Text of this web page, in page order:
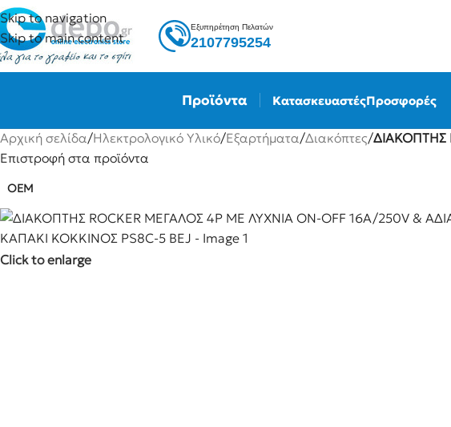
Skip to navigation
Skip to main content
Εξυπηρέτηση Πελατών
2107795254
Προϊόντα ΚατασκευαστέςΠροσφορές
Αρχική σελίδα/Ηλεκτρολογικό Υλικό/Εξαρτήματα/Διακόπτες/ΔΙΑΚΟΠΤΗΣ
Επιστροφή στα προϊόντα
OEM
Click to enlarge